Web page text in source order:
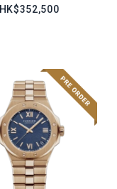
HK$352,500